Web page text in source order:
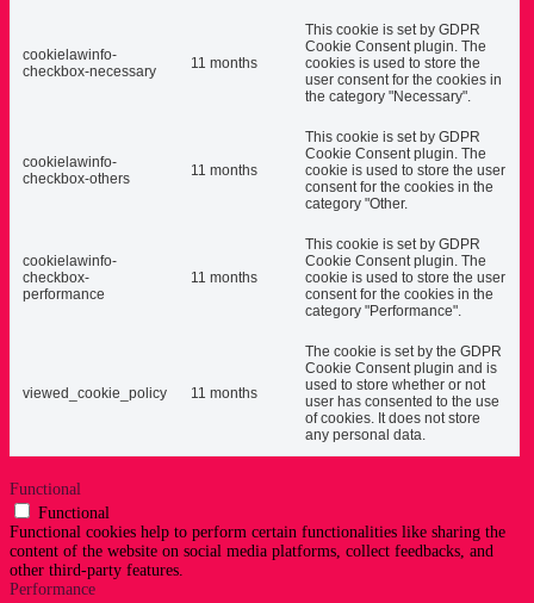
cookielawinfo-
checkbox-necessary
11 months
This cookie is set by GDPR
Cookie Consent plugin. The
cookies is used to store the
user consent for the cookies in
the category "Necessary".
cookielawinfo-
checkbox-others
11 months
This cookie is set by GDPR
Cookie Consent plugin. The
cookie is used to store the user
consent for the cookies in the
category "Other.
cookielawinfo-
checkbox-
performance
11 months
This cookie is set by GDPR
Cookie Consent plugin. The
cookie is used to store the user
consent for the cookies in the
category "Performance".
viewed_cookie_policy 11 months
The cookie is set by the GDPR
Cookie Consent plugin and is
used to store whether or not
user has consented to the use
of cookies. It does not store
any personal data.
Functional
Functional
Functional cookies help to perform certain functionalities like sharing the
content of the website on social media platforms, collect feedbacks, and
other third-party features.
Performance